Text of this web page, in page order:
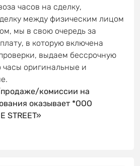
часов на сделку,
между физическим лицом
мы в свою очередь за
в которую включена
выдаем бессрочную
часы оригинальные и
комиссии на
оказывает *OOO
STREET»